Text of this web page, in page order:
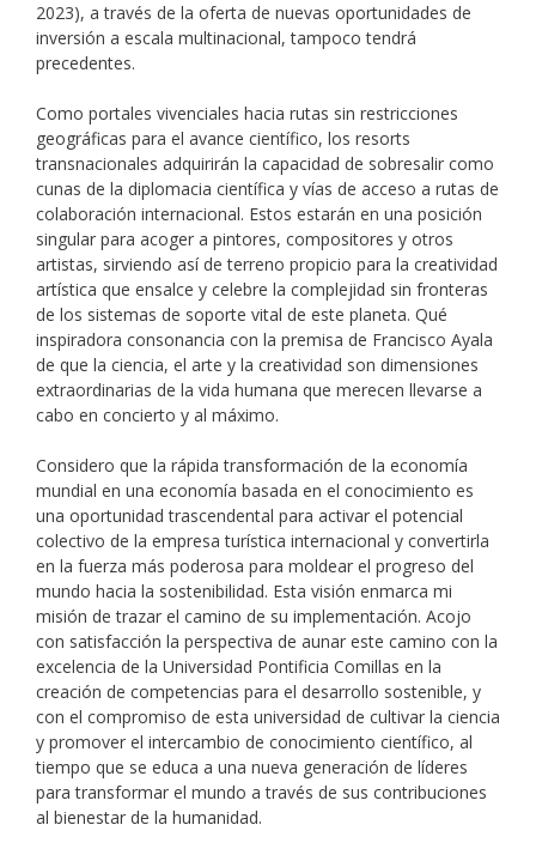
2023), a través de la oferta de nuevas oportunidades de
inversión a escala multinacional, tampoco tendrá
precedentes.
Como portales vivenciales hacia rutas sin restricciones
geográficas para el avance científico, los resorts
transnacionales adquirirán la capacidad de sobresalir como
cunas de la diplomacia científica y vías de acceso a rutas de
colaboración internacional. Estos estarán en una posición
singular para acoger a pintores, compositores y otros
artistas, sirviendo así de terreno propicio para la creatividad
artística que ensalce y celebre la complejidad sin fronteras
de los sistemas de soporte vital de este planeta. Qué
inspiradora consonancia con la premisa de Francisco Ayala
de que la ciencia, el arte y la creatividad son dimensiones
extraordinarias de la vida humana que merecen llevarse a
cabo en concierto y al máximo.
Considero que la rápida transformación de la economía
mundial en una economía basada en el conocimiento es
una oportunidad trascendental para activar el potencial
colectivo de la empresa turística internacional y convertirla
en la fuerza más poderosa para moldear el progreso del
mundo hacia la sostenibilidad. Esta visión enmarca mi
misión de trazar el camino de su implementación. Acojo
con satisfacción la perspectiva de aunar este camino con la
excelencia de la Universidad Pontificia Comillas en la
creación de competencias para el desarrollo sostenible, y
con el compromiso de esta universidad de cultivar la ciencia
y promover el intercambio de conocimiento científico, al
tiempo que se educa a una nueva generación de líderes
para transformar el mundo a través de sus contribuciones
al bienestar de la humanidad.